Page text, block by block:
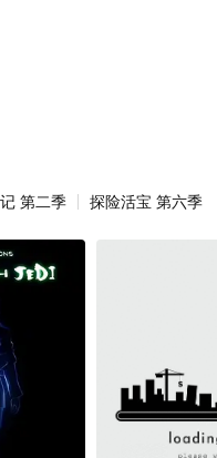
第二季 探险活宝 第六季